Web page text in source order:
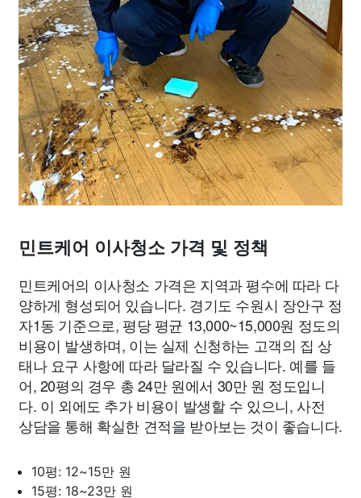
민트케어 이사청소 가격 및 정책
민트케어의 이사청소 가격은 지역과 평수에 따라 다
양하게 형성되어 있습니다. 경기도 수원시 장안구 정
자1동 기준으로, 평당 평균 13,000~15,000원 정도의
비용이 발생하며, 이는 실제 신청하는 고객의 집 상
태나 요구 사항에 따라 달라질 수 있습니다. 예를 들
어, 20평의 경우 총 24만 원에서 30만 원 정도입니
다. 이 외에도 추가 비용이 발생할 수 있으니, 사전
상담을 통해 확실한 견적을 받아보는 것이 좋습니다.
10평: 12~15만 원
15평: 18~23만 원